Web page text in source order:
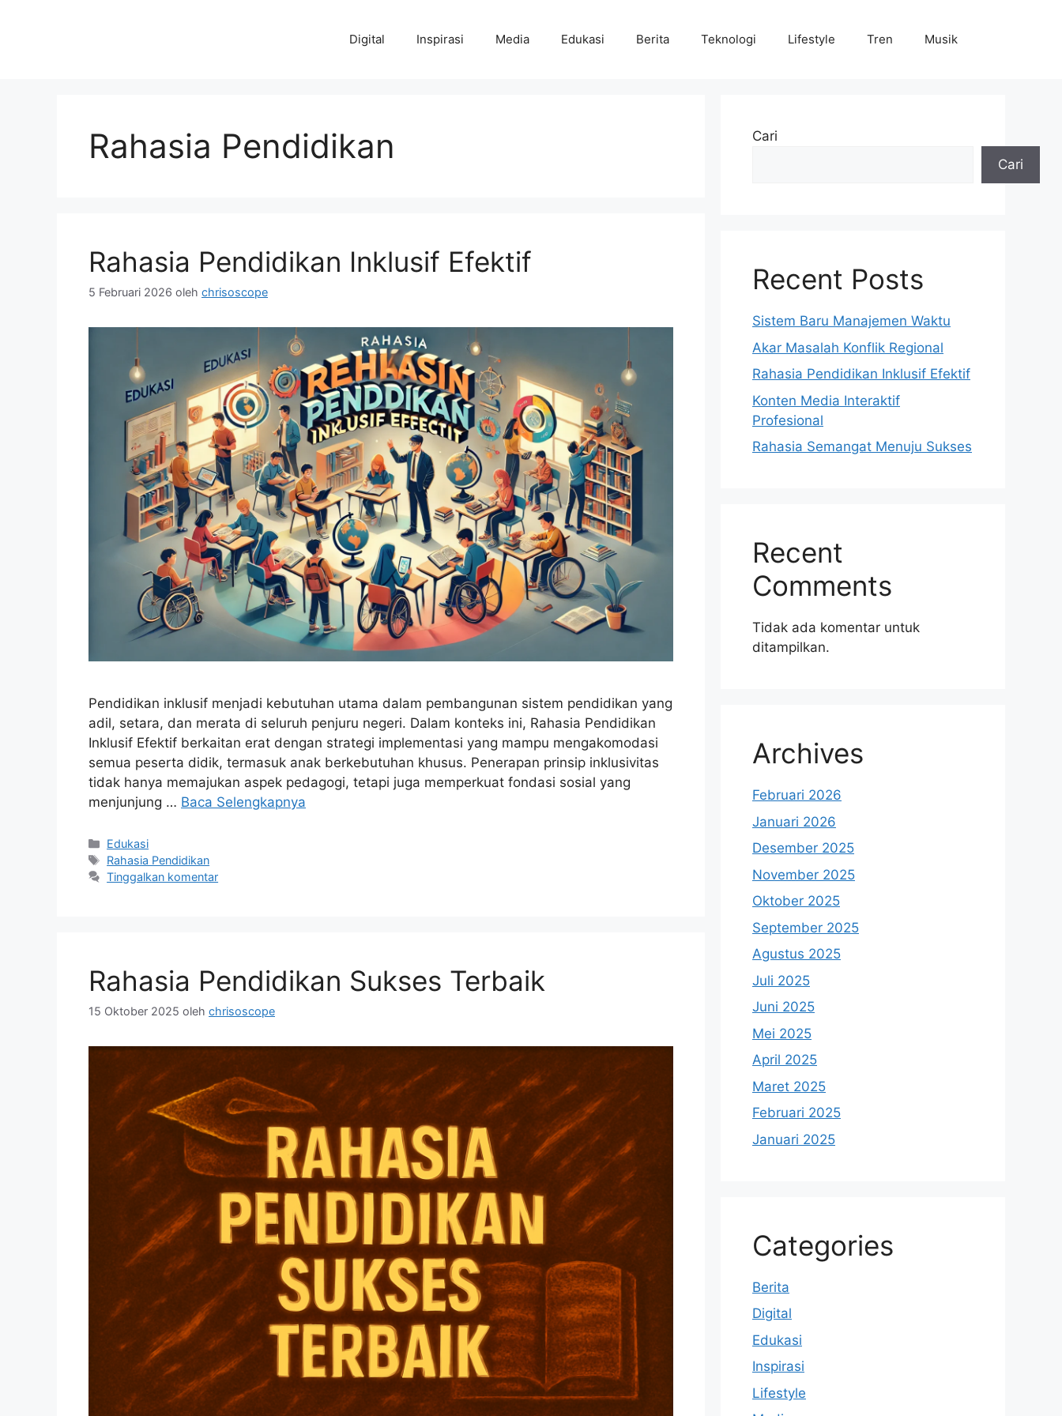
Digital Inspirasi Media Edukasi Berita Teknologi Lifestyle Tren Musik
Rahasia Pendidikan
Rahasia Pendidikan Inklusif Efektif
5 Februari 2026 oleh chrisoscope
Pendidikan inklusif menjadi kebutuhan utama dalam pembangunan sistem pendidikan yang
adil, setara, dan merata di seluruh penjuru negeri. Dalam konteks ini, Rahasia Pendidikan
Inklusif Efektif berkaitan erat dengan strategi implementasi yang mampu mengakomodasi
semua peserta didik, termasuk anak berkebutuhan khusus. Penerapan prinsip inklusivitas
tidak hanya memajukan aspek pedagogi, tetapi juga memperkuat fondasi sosial yang
menjunjung … Baca Selengkapnya
Kategori
Edukasi
Tag
Rahasia Pendidikan
Tinggalkan komentar
Rahasia Pendidikan Sukses Terbaik
15 Oktober 2025 oleh chrisoscope
Cari
Cari
Recent Posts
Sistem Baru Manajemen Waktu
Akar Masalah Konflik Regional
Rahasia Pendidikan Inklusif Efektif
Konten Media Interaktif
Profesional
Rahasia Semangat Menuju Sukses
Recent
Comments
Tidak ada komentar untuk
ditampilkan.
Archives
Februari 2026
Januari 2026
Desember 2025
November 2025
Oktober 2025
September 2025
Agustus 2025
Juli 2025
Juni 2025
Mei 2025
April 2025
Maret 2025
Februari 2025
Januari 2025
Categories
Berita
Digital
Edukasi
Inspirasi
Lifestyle